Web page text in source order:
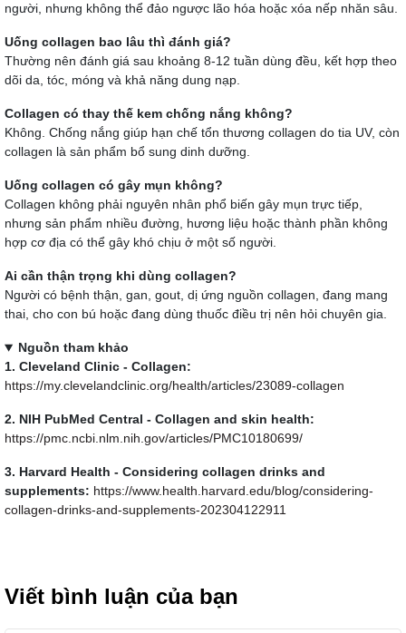
người, nhưng không thể đảo ngược lão hóa hoặc xóa nếp nhăn sâu.
Uống collagen bao lâu thì đánh giá?
Thường nên đánh giá sau khoảng 8-12 tuần dùng đều, kết hợp theo
dõi da, tóc, móng và khả năng dung nạp.
Collagen có thay thế kem chống nắng không?
Không. Chống nắng giúp hạn chế tổn thương collagen do tia UV, còn
collagen là sản phẩm bổ sung dinh dưỡng.
Uống collagen có gây mụn không?
Collagen không phải nguyên nhân phổ biến gây mụn trực tiếp,
nhưng sản phẩm nhiều đường, hương liệu hoặc thành phần không
hợp cơ địa có thể gây khó chịu ở một số người.
Ai cần thận trọng khi dùng collagen?
Người có bệnh thận, gan, gout, dị ứng nguồn collagen, đang mang
thai, cho con bú hoặc đang dùng thuốc điều trị nên hỏi chuyên gia.
Nguồn tham khảo
1. Cleveland Clinic - Collagen:
https://my.clevelandclinic.org/health/articles/23089-collagen
2. NIH PubMed Central - Collagen and skin health:
https://pmc.ncbi.nlm.nih.gov/articles/PMC10180699/
3. Harvard Health - Considering collagen drinks and
supplements: https://www.health.harvard.edu/blog/considering-
collagen-drinks-and-supplements-202304122911
Viết bình luận của bạn